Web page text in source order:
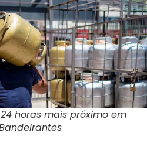
horas mais próximo em